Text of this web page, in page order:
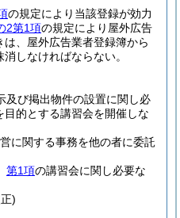
の規定により当該登録が効力
2第1項の規定により屋外広告
、屋外広告業者登録簿から
しなければならない。
及び掲出物件の設置に関し必
的とする講習会を開催しな
に関する事務を他の者に委託
第1項の講習会に関し必要な
)